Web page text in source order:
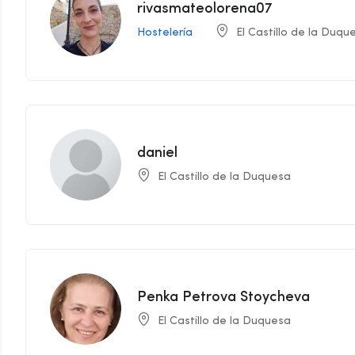
rivasmateolorena07
Hostelería El Castillo de la
daniel
El Castillo de la Duquesa
Penka Petrova Stoycheva
El Castillo de la Duquesa